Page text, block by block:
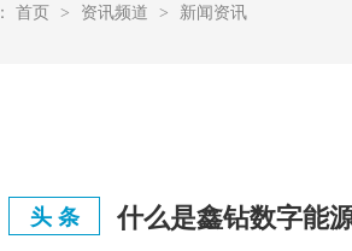
首页 > 资讯频道 > 新闻资讯
头 条 什么是鑫钻数字能